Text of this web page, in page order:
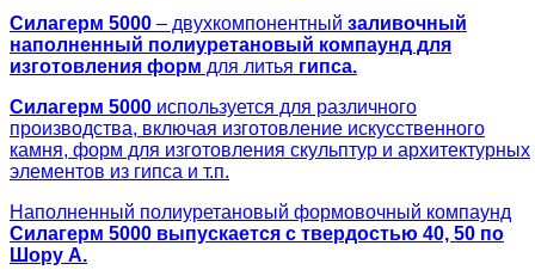
Силагерм 5000 – двухкомпонентный заливочный
наполненный полиуретановый компаунд для
изготовления форм для литья гипса.
Силагерм 5000 используется для различного
производства, включая изготовление искусственного
камня, форм для изготовления скульптур и архитектурных
элементов из гипса и т.п.
Наполненный полиуретановый формовочный компаунд
Силагерм 5000 выпускается с твердостью 40, 50 по
Шору А.